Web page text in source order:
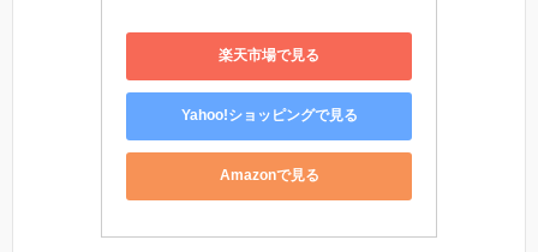
楽天市場で見る
Yahoo!ショッピングで見る
Amazonで見る